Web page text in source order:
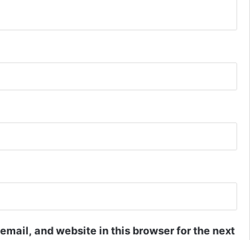
and website in this browser for the next